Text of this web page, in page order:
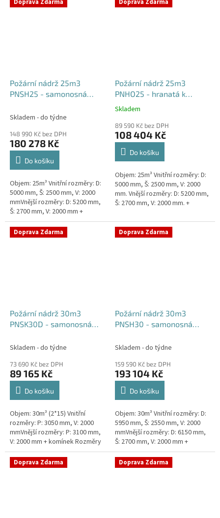
Doprava Zdarma
Požární nádrž 25m3
PNSH25 - samonosná
Skladem - do týdne
148 990 Kč bez DPH
180 278 Kč
Do košíku
Objem: 25m³ Vnitřní rozměry: D:
5000 mm, Š: 2500 mm, V: 2000
mmVnější rozměry: D: 5200 mm,
Š: 2700 mm, V: 2000 mm +
komínek Běžná doba dodání 2-3
týdny od objednávky. Rozměry...
Doprava Zdarma
Požární nádrž 25m3
PNHO25 - hranatá k
obetonování
Průměrné
produktu
je
5,0
hvězdiček.
Skladem
89 590 Kč bez DPH
108 404 Kč
Do košíku
Objem: 25m³ Vnitřní rozměry: D:
5000 mm, Š: 2500 mm, V: 2000
mm. Vnější rozměry: D: 5200 mm,
Š: 2700 mm, V: 2000 mm. +
týdny od objednávky....
Doprava Zdarma
Požární nádrž 30m3
PNSK30D - samonosná
Skladem - do týdne
73 690 Kč bez DPH
89 165 Kč
Do košíku
Objem: 30m³ (2*15) Vnitřní
rozměry: P: 3050 mm, V: 2000
mmVnější rozměry: P: 3100 mm,
V: 2000 mm + komínek Rozměry
nádrže možno jakkoliv upravit -
vyrobíme nádrž na...
Doprava Zdarma
Požární nádrž 30m3
PNSH30 - samonosná
Skladem - do týdne
159 590 Kč bez DPH
193 104 Kč
Do košíku
Objem: 30m³ Vnitřní rozměry: D:
5950 mm, Š: 2550 mm, V: 2000
mmVnější rozměry: D: 6150 mm,
Š: 2700 mm, V: 2000 mm +
komínek Běžná doba dodání 2-3
týdny od objednávky. Rozměry...
Doprava Zdarma Doprava Zdarma